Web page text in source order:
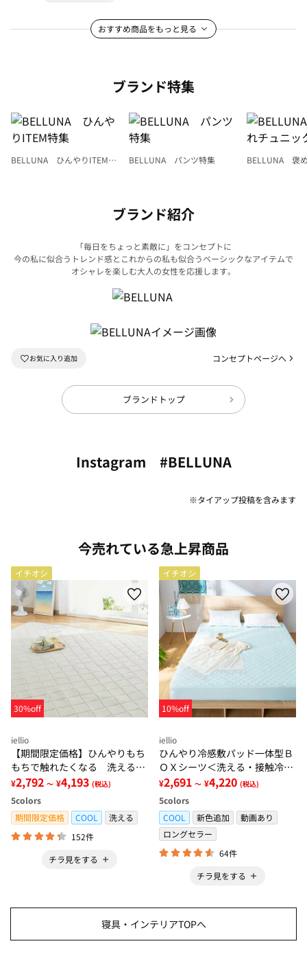
おすすめ商品をもっと見る
ブランド特集
BELLUNA ひんやりITEM特
BELLUNA パンツ特集
BELLUNA 褒
ブランド紹介
「毎日をちょっと素敵に」をコンセプトに
今の私に似合うトレンド感とこれからの私も似合うベーシックなアイテムで
オシャレを楽しむ大人の女性を応援します。
コンセプトページへ
ブランドトップ
Instagram #BELLUNA
※タイアップ投稿を含みます
今売れている急上昇商品
イチオシ
30%off
iellio
【期間限定価格】ひんやりもち
もちで触れたくなる 洗えるラ
グ＜低反発・滑りにくい・接触
冷感・防ダニ・カーペット＞
¥2,792 ～ ¥4,193 (税込)
5colors
期間限定価格
COOL
洗える
152件
チラ見をする
イチオシ
10%off
iellio
ひんやり冷感敷パッド一体型Ｂ
ＯＸシーツ＜洗える・接触冷
感・抗菌防臭・時短・家事楽・
ボックスシーツ・寝苦しさ対策
＞
¥2,691 ～ ¥4,220 (税込)
5colors
COOL
新色追加
動画あり
ロングセラー
64件
チラ見をする
寝具・インテリアTOPへ